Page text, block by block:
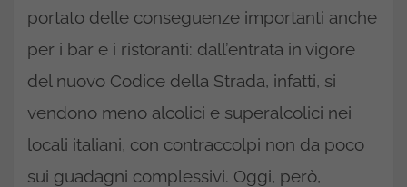
portato delle conseguenze importanti anche
per i bar e i ristoranti: dall’entrata in vigore
del nuovo Codice della Strada, infatti, si
vendono meno alcolici e superalcolici nei
locali italiani, con contraccolpi non da poco
sui guadagni complessivi. Oggi, però,